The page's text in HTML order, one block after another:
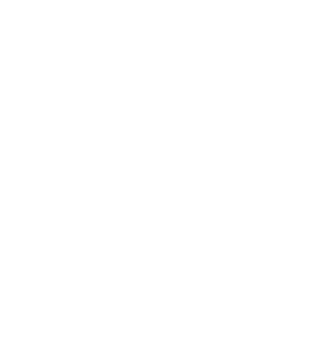
Freie Erlebnis-Auswahl
Beispielerlebnisse:
Jochen Schweizer
Freie Erlebnis-Auswahl
Beispielerlebnisse: